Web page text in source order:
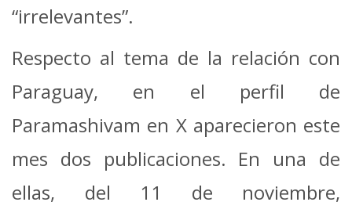
“irrelevantes”.
Respecto al tema de la relación con
Paraguay, en el perfil de
Paramashivam en X aparecieron este
mes dos publicaciones. En una de
ellas, del 11 de noviembre,